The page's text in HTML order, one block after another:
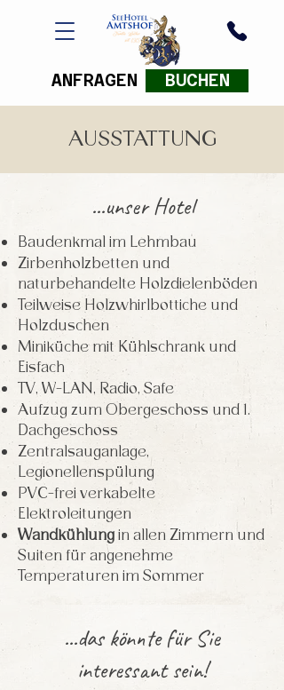
BUCHEN
ANFRAGEN
AUSSTATTUNG
...unser Hotel
Baudenkmal im Lehmbau
Zirbenholzbetten und
naturbehandelte Holzdielenböden
Teilweise Holzwhirlbottiche und
Holzduschen
Miniküche mit Kühlschrank und
Eisfach
TV, W-LAN, Radio, Safe
Aufzug zum Obergeschoss und 1.
Dachgeschoss
Zentralsauganlage,
Legionellenspülung
PVC-frei verkabelte
Elektroleitungen
Wandkühlungin allen Zimmern und
Suiten für angenehme
Temperaturen im Sommer
...das könnte für Sie
interessant sein!